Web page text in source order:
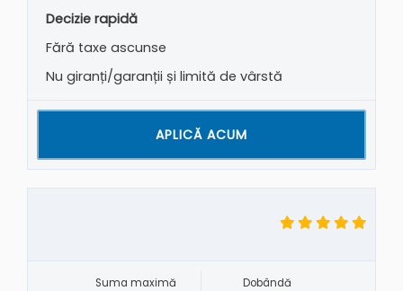
Decizie rapidă
Fără taxe ascunse
Nu giranți/garanții și limită de vârstă
APLICĂ ACUM
Suma maximă Dobândă